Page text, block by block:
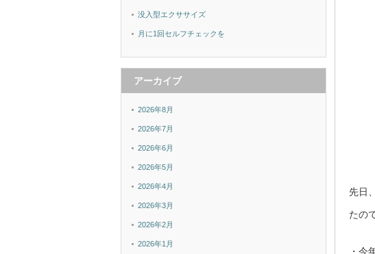
先日
たの
・今
没入型エクササイズ
月に1回セルフチェックを
アーカイブ
2026年8月
2026年7月
2026年6月
2026年5月
2026年4月
2026年3月
2026年2月
2026年1月